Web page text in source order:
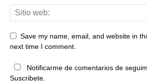
Save my name, email, and website in
next time I comment.
Notificarme de comentarios de
Suscribete.